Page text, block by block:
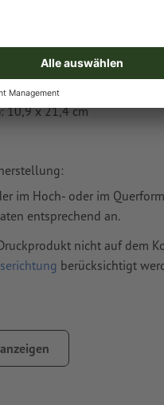
5, beidseitig
10,9 x 21,4 cm
im Hoch- oder im
entsprechend an.
nicht auf dem
berücksichtigt